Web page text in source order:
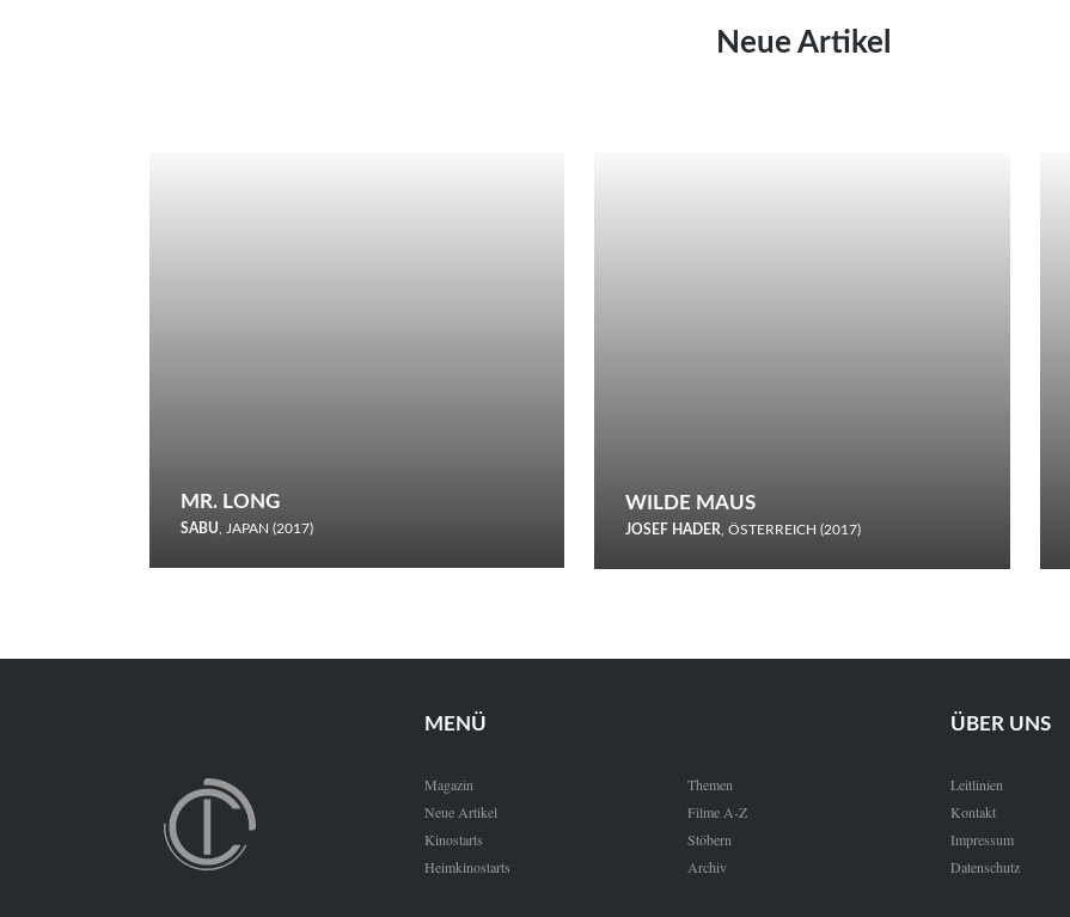
Neue Artikel
MR. LONG
SABU , JAPAN (2017)
den Wettbewerb.
WILDE MAUS
JOSEF HADER , ÖSTERREICH (2017)
Schnee.
MENÜ
Magazin
Neue Artikel
Kinostarts
Heimkinostarts
Themen
Filme A-Z
Stöbern
Archiv
ÜBER UNS
Leitlinien
Kontakt
Impressum
Datenschutz